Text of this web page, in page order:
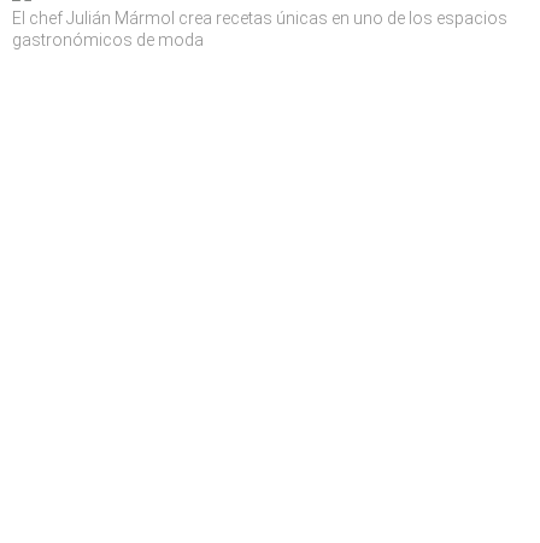
El chef Julián Mármol crea recetas únicas en uno de los espacios
gastronómicos de moda